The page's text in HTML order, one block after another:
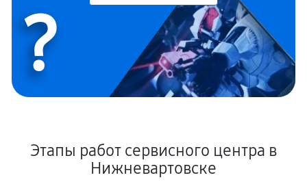
?
Этапы работ сервисного центра в
Нижневартовске